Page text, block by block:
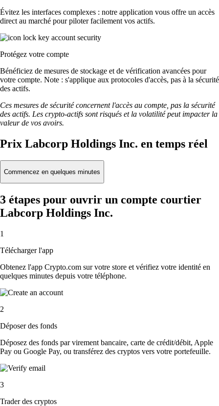
Évitez les interfaces complexes : notre application vous offre un accès
direct au marché pour piloter facilement vos actifs.
Protégez votre compte
Bénéficiez de mesures de stockage et de vérification avancées pour
votre compte. Note : s'applique aux protocoles d'accès, pas à la sécurité
des actifs.
Ces mesures de sécurité concernent l'accès au compte, pas la sécurité
des actifs. Les crypto-actifs sont risqués et la volatilité peut impacter la
valeur de vos avoirs.
Prix Labcorp Holdings Inc. en temps réel
Commencez en quelques minutes
3 étapes pour ouvrir un compte courtier
Labcorp Holdings Inc.
1
Télécharger l'app
Obtenez l'app Crypto.com sur votre store et vérifiez votre identité en
quelques minutes depuis votre téléphone.
2
Déposer des fonds
Déposez des fonds par virement bancaire, carte de crédit/débit, Apple
Pay ou Google Pay, ou transférez des cryptos vers votre portefeuille.
3
Trader des cryptos